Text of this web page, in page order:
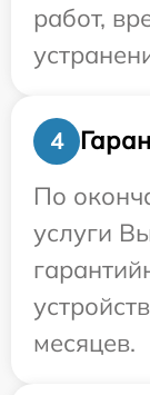
работ,
4
По
услуги
месяцев.